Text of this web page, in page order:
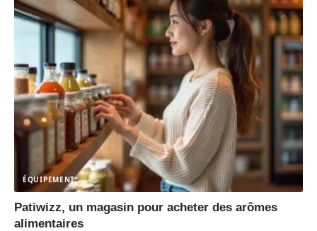
ÉQUIPEMENT
Patiwizz, un magasin pour acheter des arômes
alimentaires